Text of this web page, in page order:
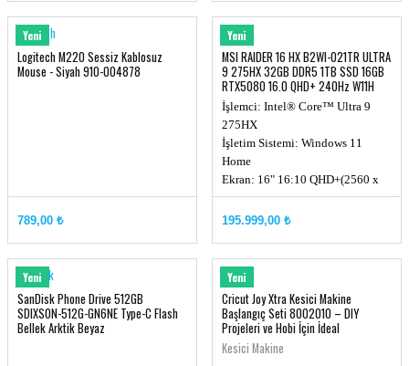
to 6400MHz)
Depolama Kapasitesi: 2TB NVMe
PCIe SSD Gen4x4 w/o DRAM
Yeni
Logitech
Logitech M220 Sessiz Kablosuz
Mouse - Siyah 910-004878
789,00 ₺
Yeni
MSI
MSI RAIDER 16 HX B2WI-021TR ULTRA
9 275HX 32GB DDR5 1TB SSD 16GB
RTX5080 16.0 QHD+ 240Hz W11H
İşlemci: Intel® Core™ Ultra 9
275HX
İşletim Sistemi: Windows 11
Home
Ekran: 16" 16:10 QHD+(2560 x
1600), 240Hz, 100% DCI-P3
Ekran Kartı: RTX 5080, GDDR7
to 6400MHz)
195.999,00 ₺
Yeni
Sandisk
SanDisk Phone Drive 512GB
SDIXS0N-512G-GN6NE Type-C Flash
Bellek Arktik Beyaz
Yeni
Cricut
Cricut Joy Xtra Kesici Makine
Başlangıç Seti 8002010 – DIY
Projeleri ve Hobi İçin İdeal
Kesici Makine